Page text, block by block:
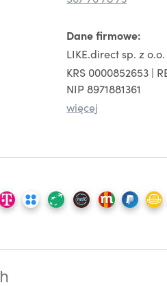
Dane firmowe:
LIKE.direct sp. z
KRS 0000852653 |
NIP 8971881361
więcej